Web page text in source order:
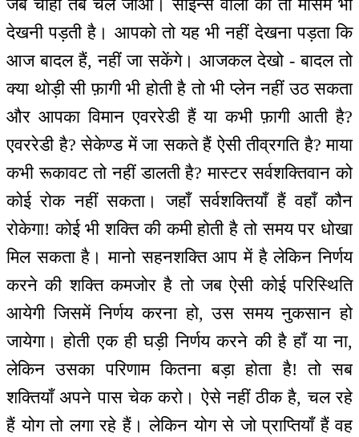
जब चाहो तब चले जाओ। साइन्स वालों को तो मौसम भी
देखनी पड़ती है। आपको तो यह भी नहीं देखना पड़ता कि
आज बादल हैं, नहीं जा सकेंगे। आजकल देखो - बादल तो
क्या थोड़ी सी फ़ागी भी होती है तो भी प्लेन नहीं उठ सकता
और आपका विमान एवररेडी हैं या कभी फ़ागी आती है?
एवररेडी है? सेकेण्ड में जा सकते हैं ऐसी तीव्रगति है? माया
कभी रूकावट तो नहीं डालती है? मास्टर सर्वशक्तिवान को
कोई रोक नहीं सकता। जहाँ सर्वशक्तियाँ हैं वहाँ कौन
रोकेगा! कोई भी शक्ति की कमी होती है तो समय पर धोखा
मिल सकता है। मानो सहनशक्ति आप में है लेकिन निर्णय
करने की शक्ति कमजोर है तो जब ऐसी कोई परिस्थिति
आयेगी जिसमें निर्णय करना हो, उस समय नुकसान हो
जायेगा। होती एक ही घड़ी निर्णय करने की है हाँ या ना,
लेकिन उसका परिणाम कितना बड़ा होता है! तो सब
शक्तियाँ अपने पास चेक करो। ऐसे नहीं ठीक है, चल रहे
हैं योग तो लगा रहे हैं। लेकिन योग से जो प्राप्तियाँ हैं वह